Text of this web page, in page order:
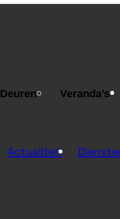
Deuren Veranda’s
Actualiteit